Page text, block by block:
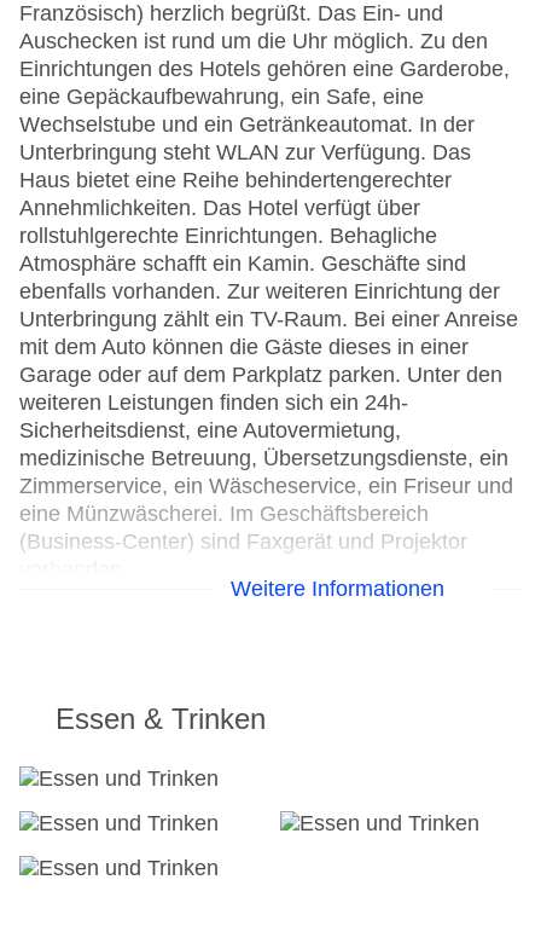
Französisch) herzlich begrüßt. Das Ein- und
Auschecken ist rund um die Uhr möglich. Zu den
Einrichtungen des Hotels gehören eine Garderobe,
eine Gepäckaufbewahrung, ein Safe, eine
Wechselstube und ein Getränkeautomat. In der
Unterbringung steht WLAN zur Verfügung. Das
Haus bietet eine Reihe behindertengerechter
Annehmlichkeiten. Das Hotel verfügt über
rollstuhlgerechte Einrichtungen. Behagliche
Atmosphäre schafft ein Kamin. Geschäfte sind
ebenfalls vorhanden. Zur weiteren Einrichtung der
Unterbringung zählt ein TV-Raum. Bei einer Anreise
mit dem Auto können die Gäste dieses in einer
Garage oder auf dem Parkplatz parken. Unter den
weiteren Leistungen finden sich ein 24h-
Sicherheitsdienst, eine Autovermietung,
medizinische Betreuung, Übersetzungsdienste, ein
Zimmerservice, ein Wäscheservice, ein Friseur und
eine Münzwäscherei. Im Geschäftsbereich
(Business-Center) sind Faxgerät und Projektor
Check-out bis: 11:00:00
Konferenzraum
Hoteleröffnung: 1965
Hotelsafe
Letzte umfassende Renovierung: 2011
Weitere Informationen
Essen & Trinken